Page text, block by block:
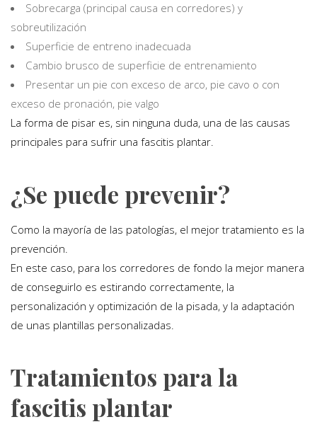
Sobrecarga (principal causa en corredores) y
sobreutilización
Superficie de entreno inadecuada
Cambio brusco de superficie de entrenamiento
Presentar un pie con exceso de arco, pie cavo o con
exceso de pronación, pie valgo
La forma de pisar es, sin ninguna duda, una de las causas
principales para sufrir una fascitis plantar.
¿Se puede prevenir?
Como la mayoría de las patologías, el mejor tratamiento es la
prevención.
En este caso, para los corredores de fondo la mejor manera
de conseguirlo es estirando correctamente, la
personalización y optimización de la pisada, y la adaptación
de unas plantillas personalizadas.
Tratamientos para la
fascitis plantar